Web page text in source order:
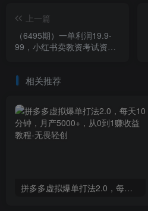
上一篇
（6495期）一单利润19.9-
99，小红书卖教资考试资
相关推荐
拼多多虚拟爆单打法2.0，每天10分钟，月产5000+，从0到1赚收益教程